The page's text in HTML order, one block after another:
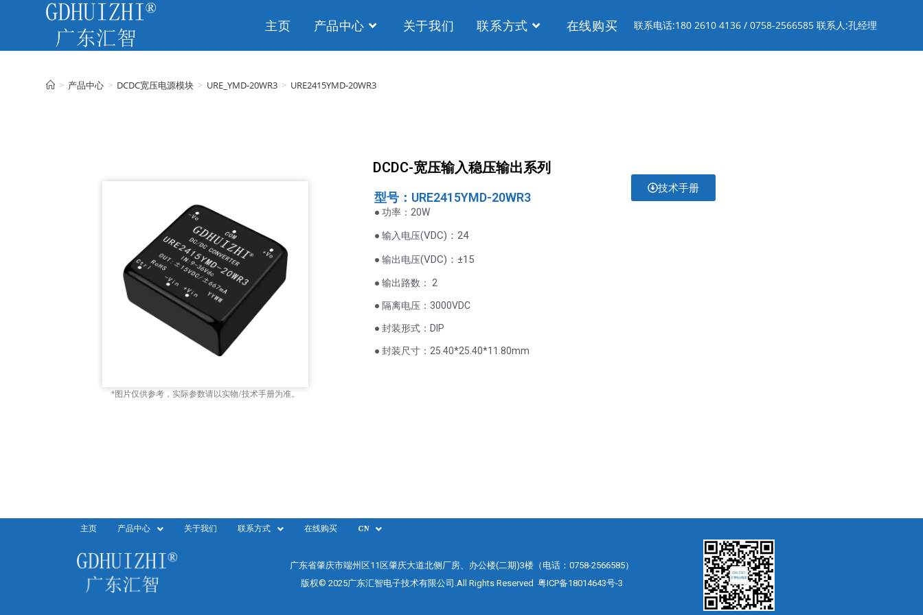
联系电话:180 2610 4136 / 0758-2566585 联系人:孔经理
主页 产品中心 关于我们 联系方式 在线购买
> 产品中心 > DCDC宽压电源模块 > URE_YMD-20WR3 > URE2415YMD-20WR3
DCDC-宽压输入稳压输出系列
*图片仅供参考，实际参数请以实物/技术手册为准。
型号：URE2415YMD-20WR3
● 功率：20W
● 输入电压(VDC)：24
● 输出电压(VDC) ：±15
● 输出路数： 2
● 隔离电压：3000VDC
● 封装形式：DIP
● 封装尺寸：25.40*25.40*11.80mm
技术手册
主页 产品中心 关于我们 联系方式 在线购买 CN
广东省肇庆市端州区11区肇庆大道北侧厂房、办公楼(二期)3楼（电话：0758-2566585）
版权© 2025广东汇智电子技术有限公司.All Rights Reserved 粤ICP备18014643号-3